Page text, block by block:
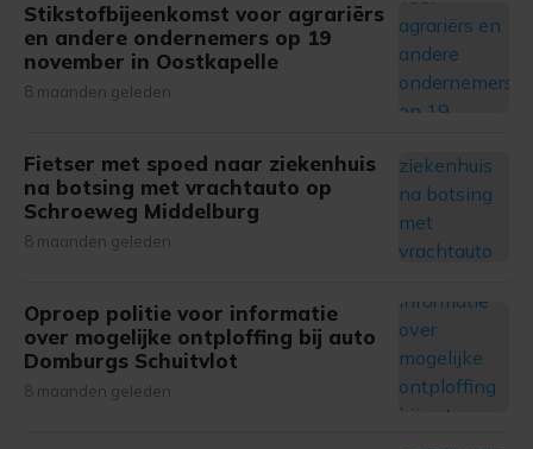
Stikstofbijeenkomst voor agrariërs
en andere ondernemers op 19
november in Oostkapelle
8 maanden geleden
Fietser met spoed naar ziekenhuis
na botsing met vrachtauto op
Schroeweg Middelburg
8 maanden geleden
Oproep politie voor informatie
over mogelijke ontploffing bij auto
Domburgs Schuitvlot
8 maanden geleden